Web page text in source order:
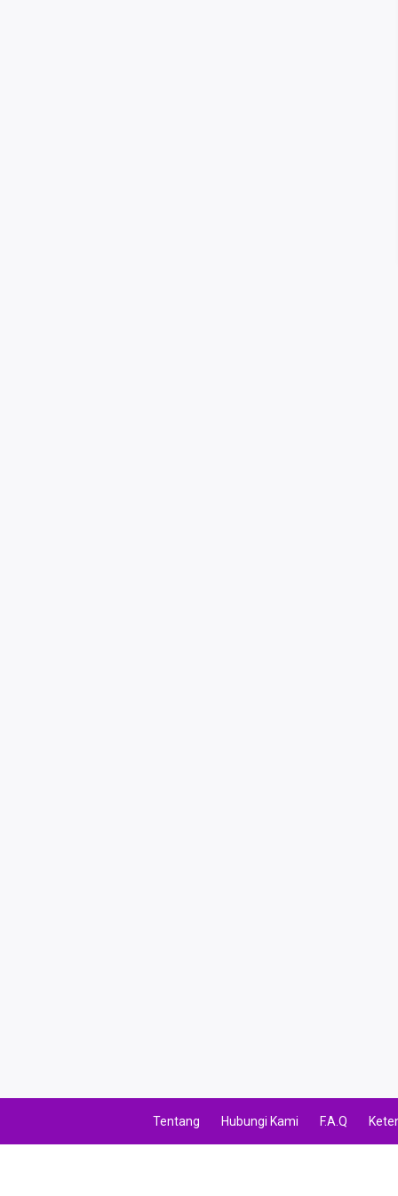
Tentang Hubungi Kami F.A.Q